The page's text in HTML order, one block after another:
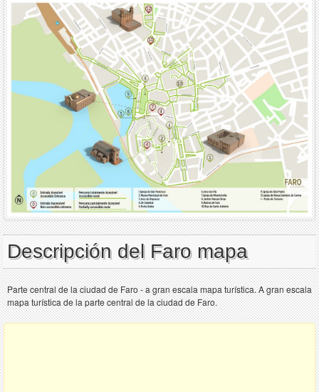
Descripción del Faro mapa
Parte central de la ciudad de Faro - a gran escala mapa turística. A gran escala
mapa turística de la parte central de la ciudad de Faro.